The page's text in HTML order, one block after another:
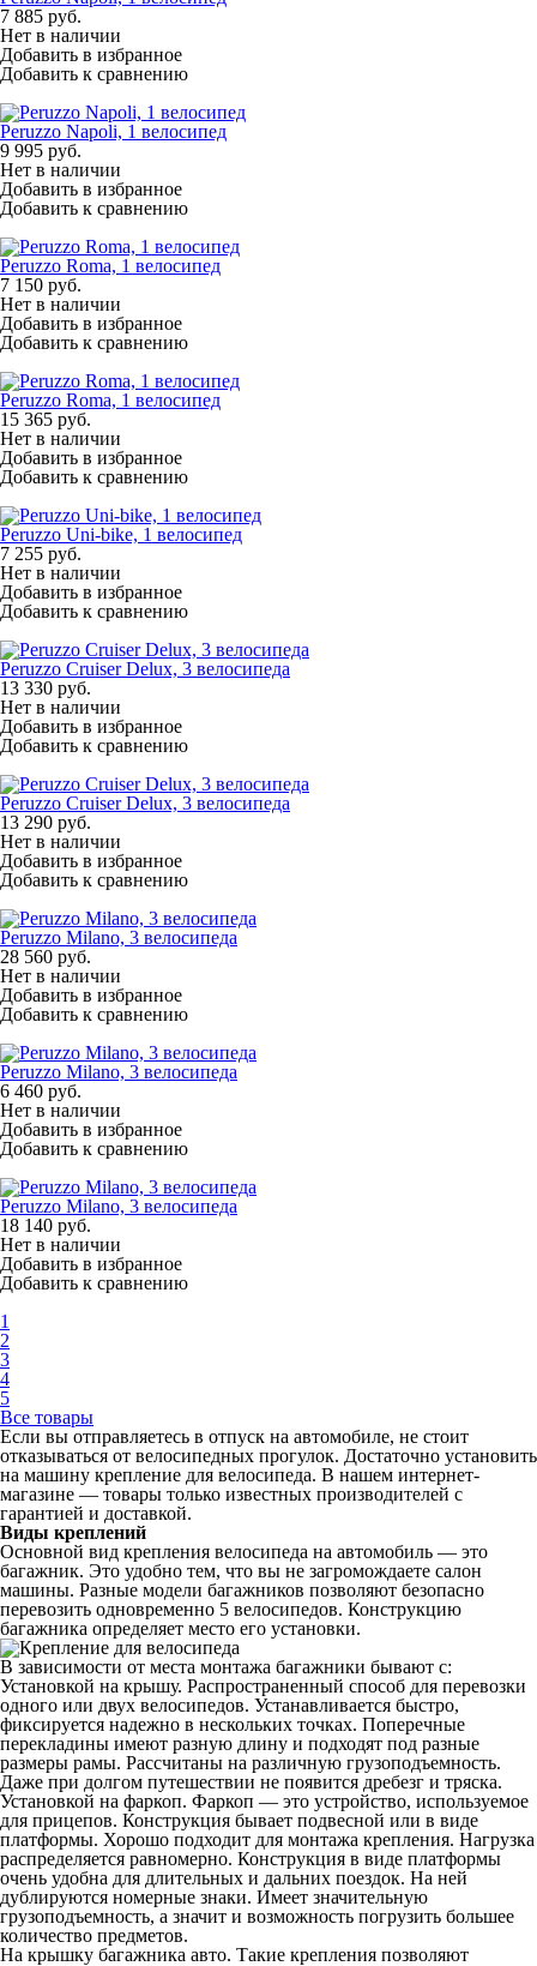
7 885 руб.
Нет в наличии
Добавить в избранное
Добавить к сравнению
Peruzzo Napoli, 1 велосипед
9 995 руб.
Нет в наличии
Добавить в избранное
Добавить к сравнению
Peruzzo Roma, 1 велосипед
7 150 руб.
Нет в наличии
Добавить в избранное
Добавить к сравнению
Peruzzo Roma, 1 велосипед
15 365 руб.
Нет в наличии
Добавить в избранное
Добавить к сравнению
Peruzzo Uni-bike, 1 велосипед
7 255 руб.
Нет в наличии
Добавить в избранное
Добавить к сравнению
Peruzzo Cruiser Delux, 3 велосипеда
13 330 руб.
Нет в наличии
Добавить в избранное
Добавить к сравнению
Peruzzo Cruiser Delux, 3 велосипеда
13 290 руб.
Нет в наличии
Добавить в избранное
Добавить к сравнению
Peruzzo Milano, 3 велосипеда
28 560 руб.
Нет в наличии
Добавить в избранное
Добавить к сравнению
Peruzzo Milano, 3 велосипеда
6 460 руб.
Нет в наличии
Добавить в избранное
Добавить к сравнению
Peruzzo Milano, 3 велосипеда
18 140 руб.
Нет в наличии
Добавить в избранное
Добавить к сравнению
1
2
3
4
5
Все товары
Если вы отправляетесь в отпуск на автомобиле, не стоит
отказываться от велосипедных прогулок. Достаточно установить
на машину крепление для велосипеда. В нашем интернет-
магазине — товары только известных производителей с
гарантией и доставкой.
Виды креплений
Основной вид крепления велосипеда на автомобиль — это
багажник. Это удобно тем, что вы не загромождаете салон
машины. Разные модели багажников позволяют безопасно
перевозить одновременно 5 велосипедов. Конструкцию
багажника определяет место его установки.
В зависимости от места монтажа багажники бывают с:
Установкой на крышу. Распространенный способ для перевозки
одного или двух велосипедов. Устанавливается быстро,
фиксируется надежно в нескольких точках. Поперечные
перекладины имеют разную длину и подходят под разные
размеры рамы. Рассчитаны на различную грузоподъемность.
Даже при долгом путешествии не появится дребезг и тряска.
Установкой на фаркоп. Фаркоп — это устройство, используемое
для прицепов. Конструкция бывает подвесной или в виде
платформы. Хорошо подходит для монтажа крепления. Нагрузка
распределяется равномерно. Конструкция в виде платформы
очень удобна для длительных и дальних поездок. На ней
дублируются номерные знаки. Имеет значительную
грузоподъемность, а значит и возможность погрузить большее
количество предметов.
На крышку багажника авто. Такие крепления позволяют